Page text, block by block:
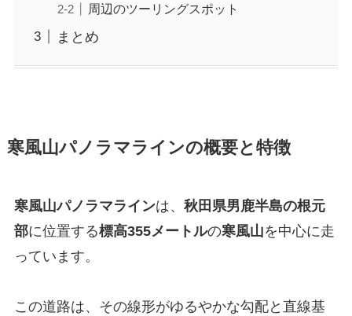
周辺のツーリングスポット
まとめ
寒風山パノラマラインの概要と特徴
寒風山パノラマラインは、 秋田県男鹿半島の根元
部に位置する標高355メートルの寒風山を中心に走
っています。
この道路は、その線形がゆるやかな勾配と直線基